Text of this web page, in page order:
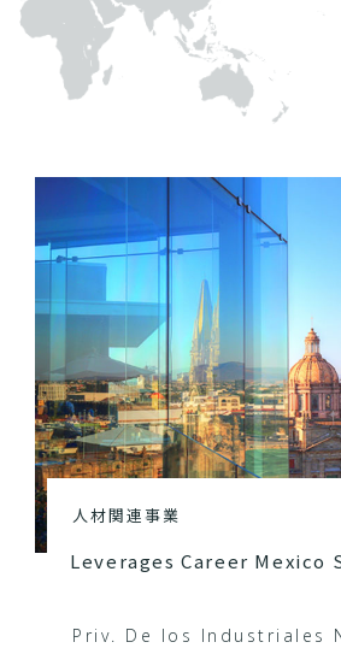
人材関連事業
Leverages Career Mexico
Priv. De los Industriales